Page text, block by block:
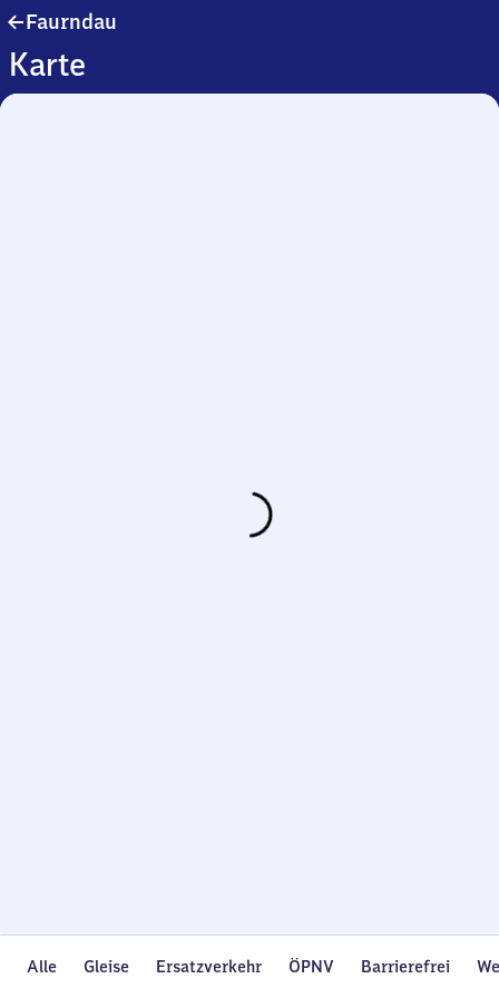
Faurndau
Karte
Alle Gleise Ersatzverkehr ÖPNV Barrierefrei
Wird